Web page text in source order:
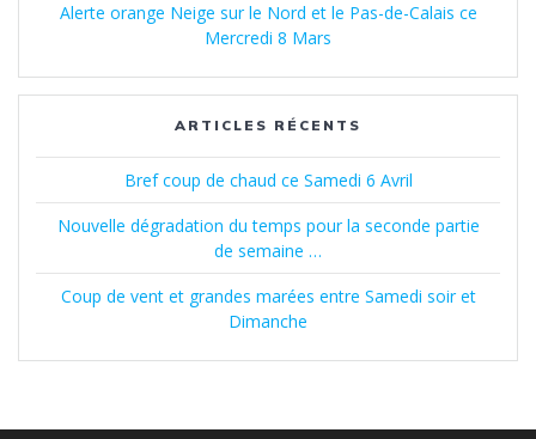
Alerte orange Neige sur le Nord et le Pas-de-Calais ce
Mercredi 8 Mars
ARTICLES RÉCENTS
Bref coup de chaud ce Samedi 6 Avril
Nouvelle dégradation du temps pour la seconde partie
de semaine …
Coup de vent et grandes marées entre Samedi soir et
Dimanche